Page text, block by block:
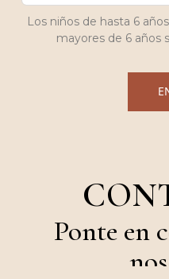
Los niños de hasta 6
mayores de 6 años
Ponte en